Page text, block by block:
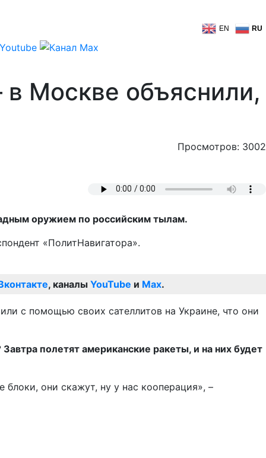
EN RU
в Москве объяснили,
Просмотров: 3002
оружием по российским тылам.
«ПолитНавигатора».
, каналы YouTube и Max.
с помощью своих сателлитов на Украине, что они
Завтра полетят американские ракеты, и на них будет
они скажут, ну у нас кооперация», –